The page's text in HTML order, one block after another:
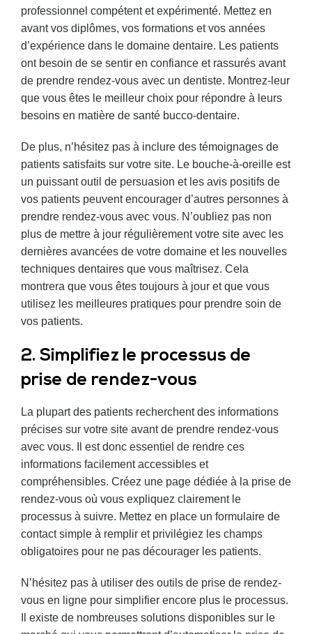
professionnel compétent et expérimenté. Mettez en
avant vos diplômes, vos formations et vos années
d’expérience dans le domaine dentaire. Les patients
ont besoin de se sentir en confiance et rassurés avant
de prendre rendez-vous avec un dentiste. Montrez-leur
que vous êtes le meilleur choix pour répondre à leurs
besoins en matière de santé bucco-dentaire.
De plus, n’hésitez pas à inclure des témoignages de
patients satisfaits sur votre site. Le bouche-à-oreille est
un puissant outil de persuasion et les avis positifs de
vos patients peuvent encourager d’autres personnes à
prendre rendez-vous avec vous. N’oubliez pas non
plus de mettre à jour régulièrement votre site avec les
dernières avancées de votre domaine et les nouvelles
techniques dentaires que vous maîtrisez. Cela
montrera que vous êtes toujours à jour et que vous
utilisez les meilleures pratiques pour prendre soin de
vos patients.
2. Simplifiez le processus de
prise de rendez-vous
La plupart des patients recherchent des informations
précises sur votre site avant de prendre rendez-vous
avec vous. Il est donc essentiel de rendre ces
informations facilement accessibles et
compréhensibles. Créez une page dédiée à la prise de
rendez-vous où vous expliquez clairement le
processus à suivre. Mettez en place un formulaire de
contact simple à remplir et privilégiez les champs
obligatoires pour ne pas décourager les patients.
N’hésitez pas à utiliser des outils de prise de rendez-
vous en ligne pour simplifier encore plus le processus.
Il existe de nombreuses solutions disponibles sur le